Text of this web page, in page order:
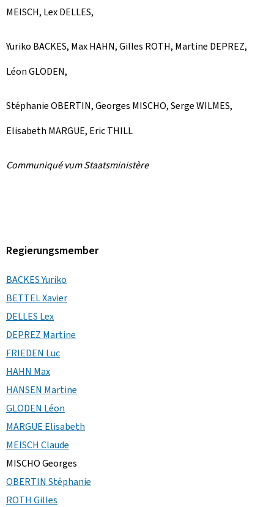
MEISCH, Lex DELLES,
Yuriko BACKES, Max HAHN, Gilles ROTH, Martine DEPREZ,
Léon GLODEN,
Stéphanie OBERTIN, Georges MISCHO, Serge WILMES,
Elisabeth MARGUE, Eric THILL
Communiqué vum Staatsministère
Regierungsmember
BACKES Yuriko
BETTEL Xavier
DELLES Lex
DEPREZ Martine
FRIEDEN Luc
HAHN Max
HANSEN Martine
GLODEN Léon
MARGUE Elisabeth
MEISCH Claude
MISCHO Georges
OBERTIN Stéphanie
ROTH Gilles